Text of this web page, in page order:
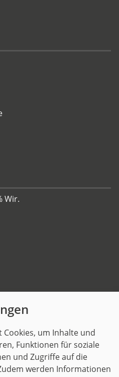
Cookies, um Inhalte und
Funktionen für soziale
und Zugriffe auf die
werden Informationen
Wir.